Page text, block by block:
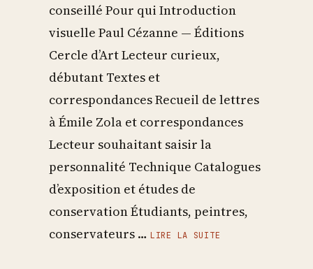
conseillé Pour qui Introduction
visuelle Paul Cézanne — Éditions
Cercle d’Art Lecteur curieux,
débutant Textes et
correspondances Recueil de lettres
à Émile Zola et correspondances
Lecteur souhaitant saisir la
personnalité Technique Catalogues
d’exposition et études de
conservation Étudiants, peintres,
conservateurs … LIRE LA SUITE